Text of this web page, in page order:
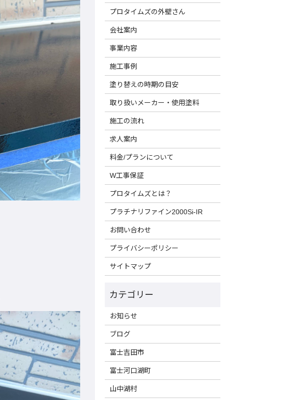
プロタイムズの外壁さん
会社案内
事業内容
施工事例
塗り替えの時期の目安
取り扱いメーカー・使用塗料
施工の流れ
求人案内
料金/プランについて
W工事保証
プロタイムズとは？
プラチナリファイン2000Si-IR
お問い合わせ
プライバシーポリシー
サイトマップ
お知らせ
ブログ
富士吉田市
富士河口湖町
山中湖村